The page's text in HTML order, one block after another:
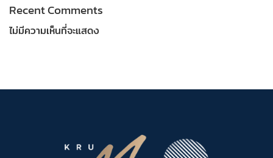
Recent Comments
ไม่มีความเห็นที่จะแสดง